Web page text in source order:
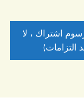
اشتراك ، لا
التزامات)